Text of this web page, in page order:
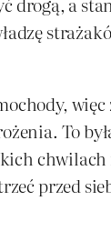
To
przed